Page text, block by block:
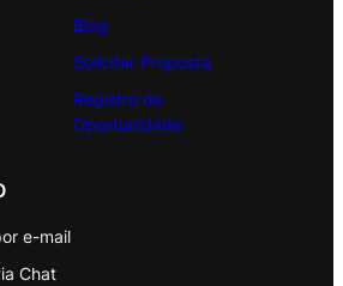
Blog
Solicitar Proposta
Registro de
Oportunidade
e-mail
Chat